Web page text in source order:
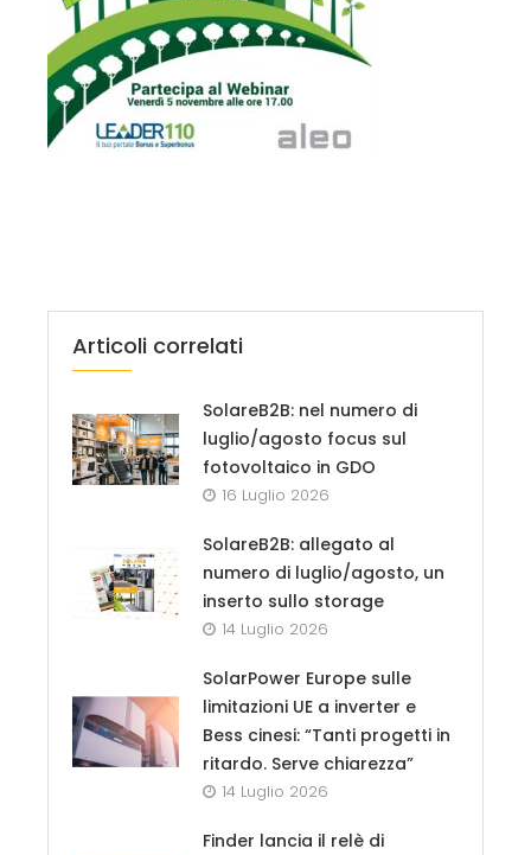
Articoli correlati
SolareB2B: nel numero di
luglio/agosto focus sul
fotovoltaico in GDO
16 Luglio 2026
SolareB2B: allegato al
numero di luglio/agosto, un
inserto sullo storage
14 Luglio 2026
SolarPower Europe sulle
limitazioni UE a inverter e
Bess cinesi: “Tanti progetti in
ritardo. Serve chiarezza”
14 Luglio 2026
Finder lancia il relè di